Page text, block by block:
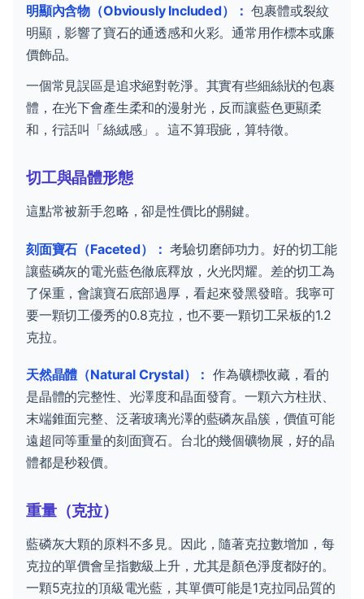
明顯內含物（Obviously Included）： 包裹體或裂紋
明顯，影響了寶石的通透感和火彩。通常用作標本或廉
價飾品。
一個常見誤區是追求絕對乾淨。其實有些細絲狀的包裹
體，在光下會產生柔和的漫射光，反而讓藍色更顯柔
和，行話叫「絲絨感」。這不算瑕疵，算特徵。
切工與晶體形態
這點常被新手忽略，卻是性價比的關鍵。
刻面寶石（Faceted）： 考驗切磨師功力。好的切工能
讓藍磷灰的電光藍色徹底釋放，火光閃耀。差的切工為
了保重，會讓寶石底部過厚，看起來發黑發暗。我寧可
要一顆切工優秀的0.8克拉，也不要一顆切工呆板的1.2
克拉。
天然晶體（Natural Crystal）： 作為礦標收藏，看的
是晶體的完整性、光澤度和晶面發育。一顆六方柱狀、
末端錐面完整、泛著玻璃光澤的藍磷灰晶簇，價值可能
遠超同等重量的刻面寶石。台北的幾個礦物展，好的晶
體都是秒殺價。
重量（克拉）
藍磷灰大顆的原料不多見。因此，隨著克拉數增加，每
克拉的單價會呈指數級上升，尤其是顏色淨度都好的。
一顆5克拉的頂級電光藍，其單價可能是1克拉同品質的